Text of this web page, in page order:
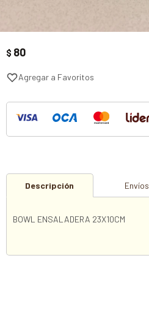
$ 80
Descripción Envíos
BOWL ENSALADERA 23X10CM